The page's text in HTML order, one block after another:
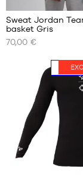
NOS
TAILLES
XL
Sweat Jordan
basket Gris
70,00 €